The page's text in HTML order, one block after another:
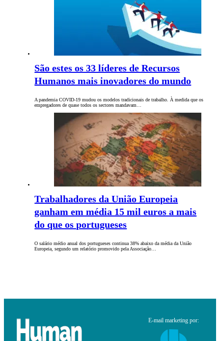
São estes os 33 líderes de Recursos
Humanos mais inovadores do mundo
A pandemia COVID-19 mudou os modelos tradicionais de trabalho. À medida que os
empregadores de quase todos os sectores mandavam…
Trabalhadores da União Europeia
ganham em média 15 mil euros a mais
do que os portugueses
O salário médio anual dos portugueses continua 38% abaixo da média da União
Europeia, segundo um relatório promovido pela Associação…
E-mail marketing por: